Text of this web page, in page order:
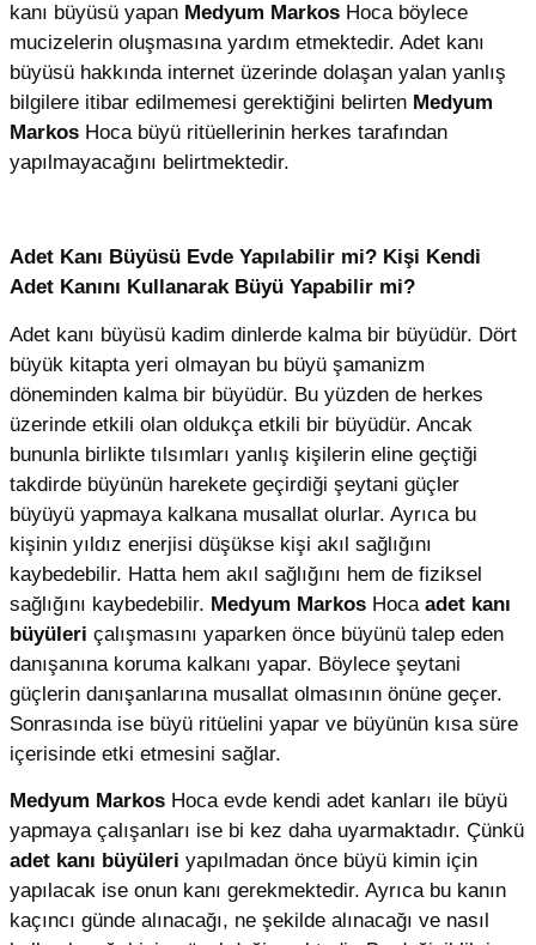
kanı büyüsü yapan Medyum Markos Hoca böylece
mucizelerin oluşmasına yardım etmektedir. Adet kanı
büyüsü hakkında internet üzerinde dolaşan yalan yanlış
bilgilere itibar edilmemesi gerektiğini belirten Medyum
Markos Hoca büyü ritüellerinin herkes tarafından
yapılmayacağını belirtmektedir.
Adet Kanı Büyüsü Evde Yapılabilir mi? Kişi Kendi
Adet Kanını Kullanarak Büyü Yapabilir mi?
Adet kanı büyüsü kadim dinlerde kalma bir büyüdür. Dört
büyük kitapta yeri olmayan bu büyü şamanizm
döneminden kalma bir büyüdür. Bu yüzden de herkes
üzerinde etkili olan oldukça etkili bir büyüdür. Ancak
bununla birlikte tılsımları yanlış kişilerin eline geçtiği
takdirde büyünün harekete geçirdiği şeytani güçler
büyüyü yapmaya kalkana musallat olurlar. Ayrıca bu
kişinin yıldız enerjisi düşükse kişi akıl sağlığını
kaybedebilir. Hatta hem akıl sağlığını hem de fiziksel
sağlığını kaybedebilir. Medyum Markos Hoca adet kanı
büyüleri çalışmasını yaparken önce büyünü talep eden
danışanına koruma kalkanı yapar. Böylece şeytani
güçlerin danışanlarına musallat olmasının önüne geçer.
Sonrasında ise büyü ritüelini yapar ve büyünün kısa süre
içerisinde etki etmesini sağlar.
Medyum Markos Hoca evde kendi adet kanları ile büyü
yapmaya çalışanları ise bi kez daha uyarmaktadır. Çünkü
adet kanı büyüleri yapılmadan önce büyü kimin için
yapılacak ise onun kanı gerekmektedir. Ayrıca bu kanın
kaçıncı günde alınacağı, ne şekilde alınacağı ve nasıl